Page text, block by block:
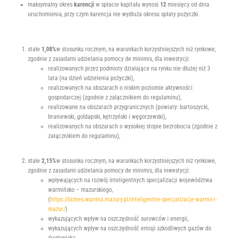
maksymalny okres karencjiw spłacie kapitału wynosi 12miesięcy od dnia
uruchomienia, przy czym karencja nie wydłuża okresu spłaty pożyczki.
stałe 1 08%w stosunku rocznym, na warunkach korzystniejszych niż rynkowe,
zgodnie z zasadami udzielania pomocy de minimis, dla inwestycji:
realizowanych przez podmioty działające na rynku nie dłużej niż 3
lata (na dzień udzielenia pożyczki),
realizowanych na obszarach o niskim poziomie aktywności
gospodarczej (zgodnie z załącznikiem do regulaminu),
realizowane na obszarach przygranicznych (powiaty: bartoszycki,
braniewski, gołdapski, kętrzyński i węgorzewski),
realizowanych na obszarach o wysokiej stopie bezrobocia (zgodnie z
załącznikiem do regulaminu),
stałe 2, 15%w stosunku rocznym, na warunkach korzystniejszych niż rynkowe,
zgodnie z zasadami udzielania pomocy de minimis, dla inwestycji:
wpływających na rozwój inteligentnych specjalizacji województwa
warmińsko – mazurskiego,
(https://biznes.warmia.mazury.pl/inteligentne-specjalizacje-warmii-i-
mazur/)
wykazujących wpływ na oszczędność surowców i energii,
wykazujących wpływ na oszczędność emisji szkodliwych gazów do